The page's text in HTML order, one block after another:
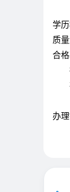
学
质
合
办